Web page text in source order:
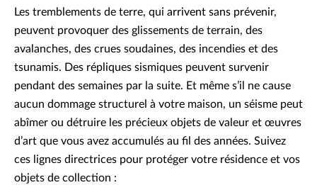
Les tremblements de terre, qui arrivent sans prévenir,
peuvent provoquer des glissements de terrain, des
avalanches, des crues soudaines, des incendies et des
tsunamis. Des répliques sismiques peuvent survenir
pendant des semaines par la suite. Et même s’il ne cause
aucun dommage structurel à votre maison, un séisme peut
abîmer ou détruire les précieux objets de valeur et œuvres
d’art que vous avez accumulés au fil des années. Suivez
ces lignes directrices pour protéger votre résidence et vos
objets de collection :